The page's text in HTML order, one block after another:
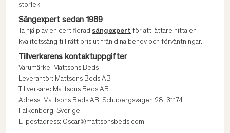
storlek.
Sängexpert sedan 1989
Ta hjälp av en certifierad sängexpert för att lättare hitta en
kvalitetssäng till rätt pris utifrån dina behov och förväntningar.
Tillverkarens kontaktuppgifter
Varumärke: Mattsons Beds
Leverantör: Mattsons Beds AB
Tillverkare: Mattsons Beds AB
Adress: Mattsons Beds AB, Schubergsvägen 28, 31174
Falkenberg, Sverige
E-postadress: Oscar@mattsonsbeds.com